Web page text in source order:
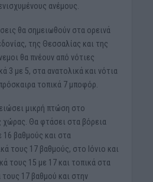
ανέμους.
θα σημειωθούν στα ορεινά
της Θεσσαλίας και της
θα πνέουν από νότιες
3 με 5, στα ανατολικά και νότια
τοπικά 7 μποφόρ.
μικρή πτώση στο
χώρας. Θα φτάσει στα βόρεια
16 βαθμούς και στα
τους 17 βαθμούς, στο Ιόνιο και
τους 15 με 17 και τοπικά στα
17 βαθμού και στην